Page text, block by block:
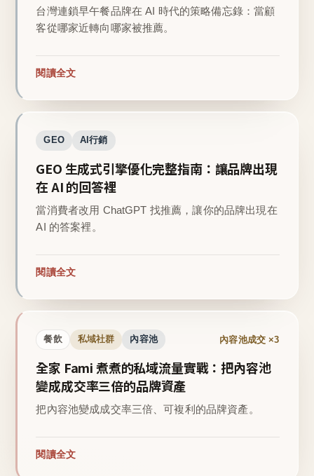
台灣連鎖早午餐品牌在 AI 時代的策略備忘錄：當顧
客從哪家近轉向哪家被推薦。
閱讀全文
GEO AI行銷
GEO 生成式引擎優化完整指南：讓品牌出現
在 AI 的回答裡
當消費者改用 ChatGPT 找推薦，讓你的品牌出現在
AI 的答案裡。
閱讀全文
餐飲 私域社群 內容池 內容池成交 ×3
全家 Fami 煮煮的私域流量實戰：把內容池
變成成交率三倍的品牌資產
把內容池變成成交率三倍、可複利的品牌資產。
閱讀全文